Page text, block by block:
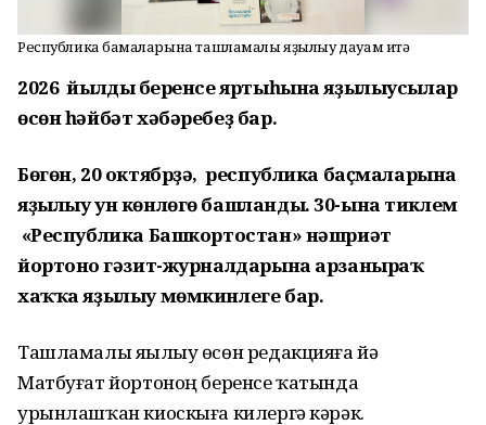
Республика баҫмаларына ташламалы яҙылыу дауам итә
2026 йылдың беренсе яртыһына яҙылыусылар
өсөн һәйбәт хәбәребеҙ бар.
Бөгөн, 20 октябрҙә, республика баҫмаларына
яҙылыу ун көнлөгө башланды. 30-ына тиклем
«Республика Башкортостан» нәшриәт
йортоноң гәзит-журналдарына арзаныраҡ
хаҡҡа яҙылыу мөмкинлеге бар.
Ташламалы яҙылыу өсөн редакцияға йә
Матбуғат йортоноң беренсе ҡатында
урынлашҡан киоскыға килергә кәрәк.